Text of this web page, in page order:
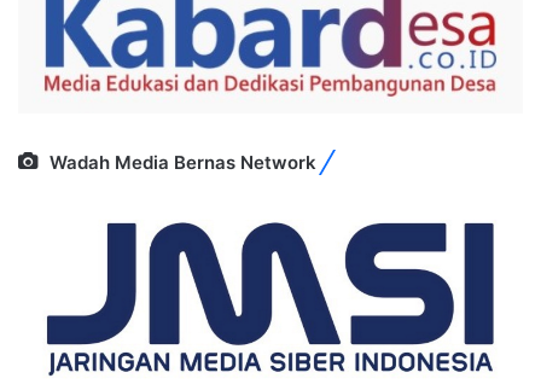
Wadah Media Bernas Network